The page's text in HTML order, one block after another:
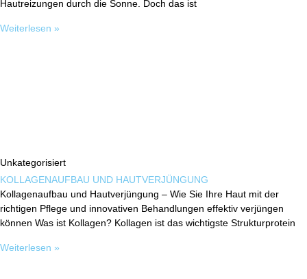
Hautreizungen durch die Sonne. Doch das ist
Weiterlesen »
Unkategorisiert
KOLLAGENAUFBAU UND HAUTVERJÜNGUNG
Kollagenaufbau und Hautverjüngung – Wie Sie Ihre Haut mit der
richtigen Pflege und innovativen Behandlungen effektiv verjüngen
können Was ist Kollagen? Kollagen ist das wichtigste Strukturprotein
Weiterlesen »